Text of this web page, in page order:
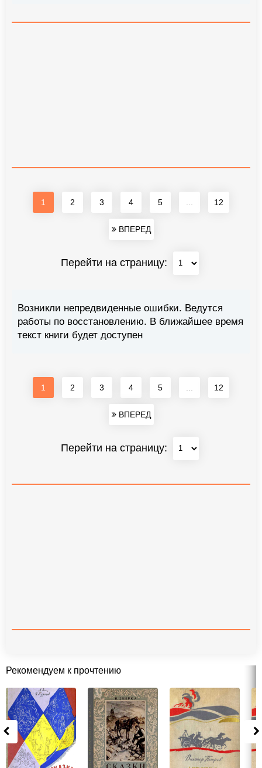
1 2 3 4 5 12
ВПЕРЕД
Перейти на страницу:
Возникли непредвиденные ошибки. Ведутся
работы по восстановлению. В ближайшее время
текст книги будет доступен
1 2 3 4 5 12
ВПЕРЕД
Перейти на страницу:
Рекомендуем к прочтению